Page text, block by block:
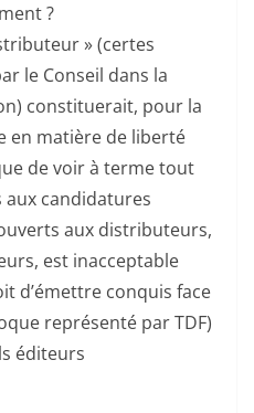
?
» (certes
le Conseil dans la
constituerait, pour la
en matière de liberté
de voir à terme tout
aux candidatures
aux distributeurs,
est inacceptable
d’émettre conquis face
représenté par TDF)
éditeurs